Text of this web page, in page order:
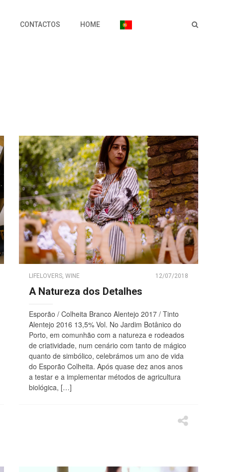
CONTACTOS HOME
LIFELOVERS, WINE 12/07/2018
A Natureza dos Detalhes
Esporão / Colheita Branco Alentejo 2017 / Tinto
Alentejo 2016 13,5% Vol. No Jardim Botânico do
Porto, em comunhão com a natureza e rodeados
de criatividade, num cenário com tanto de mágico
quanto de simbólico, celebrámos um ano de vida
do Esporão Colheita. Após quase dez anos anos
a testar e a implementar métodos de agricultura
biológica, […]